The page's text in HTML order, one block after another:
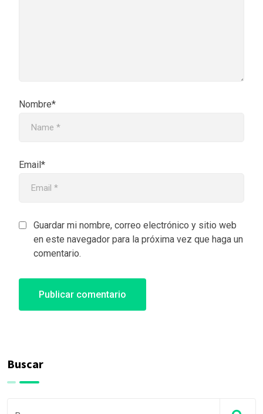
Nombre*
Email*
Guardar mi nombre, correo electrónico y sitio web
en este navegador para la próxima vez que haga un
comentario.
Buscar